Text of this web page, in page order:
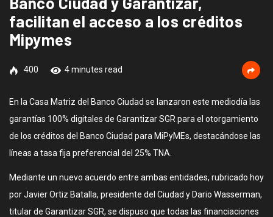
facilitan el acceso a los créditos
Mipymes
400 4 minutes read
En la Casa Matriz del Banco Ciudad se lanzaron este mediodía las
garantías 100% digitales de Garantizar SGR para el otorgamiento
de los créditos del Banco Ciudad para MiPyMEs, destacándose las
líneas a tasa fija preferencial del 25% TNA.
Mediante un nuevo acuerdo entre ambas entidades, rubricado hoy
por Javier Ortiz Batalla, presidente del Ciudad y Dario Wasserman,
titular de Garantizar SGR, se dispuso que todas las financiaciones